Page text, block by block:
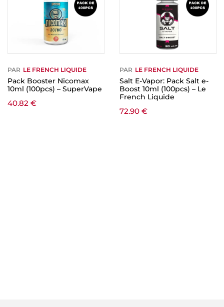
PAR LE FRENCH LIQUIDE
Pack Booster Nicomax
10ml (100pcs) – SuperVape
40.82 €
PAR LE FRENCH LIQUIDE
Salt E-Vapor: Pack Salt e-
Boost 10ml (100pcs) – Le
French Liquide
72.90 €